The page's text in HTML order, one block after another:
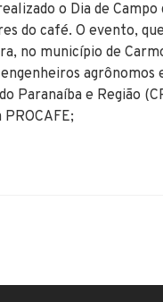
o Dia de Campo
do café. O evento,
no município de
agrônomos
Paranaíba e Região